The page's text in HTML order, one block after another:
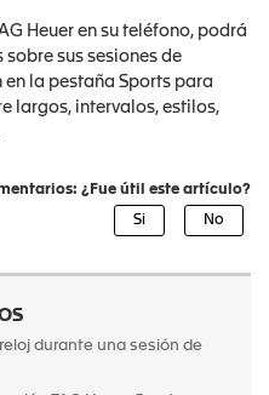
Heuer en su teléfono, podrá
sus sesiones de
la pestaña Sports para
largos, intervalos, estilos,
¿Fue útil este artículo?
durante una sesión de